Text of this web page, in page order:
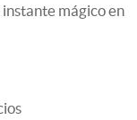
mágico en